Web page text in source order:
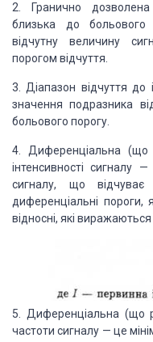
2. Гранично дозволена
близька до больового
відчутну величину
порогом відчуття.
3. Діапазон відчуття до
значення подразника
больового порогу.
4. Диференціальна (що
інтенсивності сигналу
сигналу, що відчуває
диференціальні пороги,
відносні, які виражаються
5. Диференціальна (що
частоти сигналу — це